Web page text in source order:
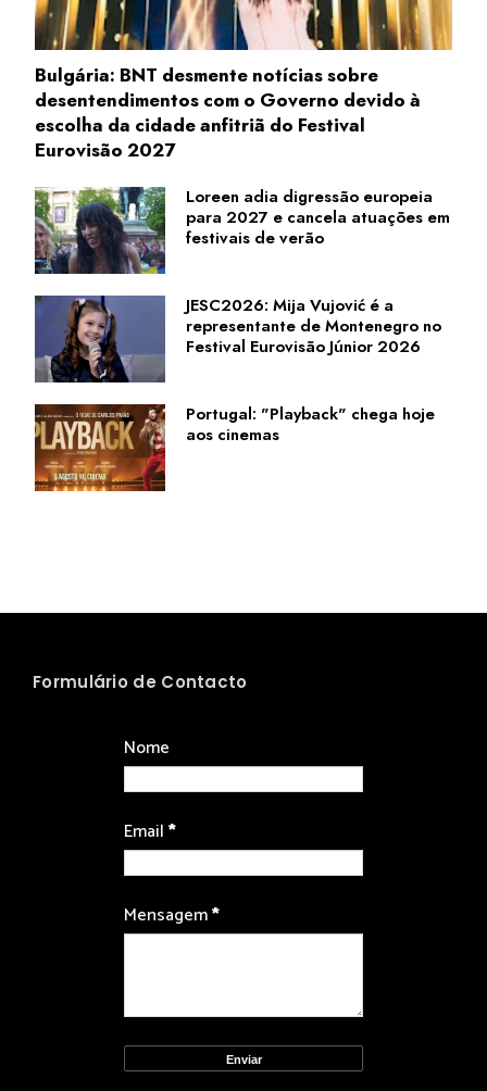
Bulgária: BNT desmente notícias sobre
desentendimentos com o Governo devido à
escolha da cidade anfitriã do Festival
Eurovisão 2027
Loreen adia digressão europeia
para 2027 e cancela atuações em
festivais de verão
JESC2026: Mija Vujović é a
representante de Montenegro no
Festival Eurovisão Júnior 2026
Portugal: "Playback" chega hoje
aos cinemas
Formulário de Contacto
Nome
Email*
Mensagem*